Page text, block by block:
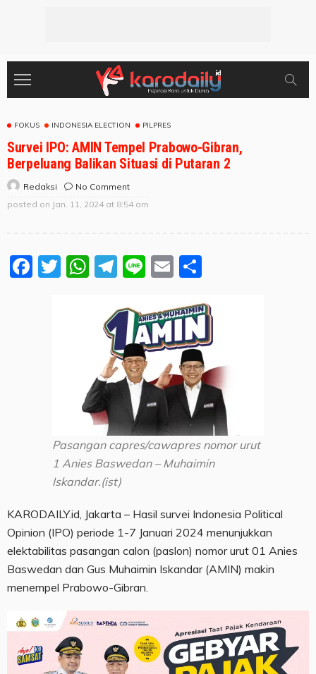
FOKUS INDONESIA ELECTION PILPRES
Survei IPO: AMIN Tempel Prabowo-Gibran,
Berpeluang Balikan Situasi di Putaran 2
Redaksi
No Comment
posted on Jan. 11, 2024 at 8:54 am
Facebook
Twitter
WhatsApp
Telegram
LineEmail
Pasangan capres/cawapres nomor urut
1 Anies Baswedan – Muhaimin
Iskandar.(ist)
KARODAILY.id, Jakarta – Hasil survei Indonesia Political
Opinion (IPO) periode 1-7 Januari 2024 menunjukkan
elektabilitas pasangan calon (paslon) nomor urut 01 Anies
Baswedan dan Gus Muhaimin Iskandar (AMIN) makin
menempel Prabowo-Gibran.